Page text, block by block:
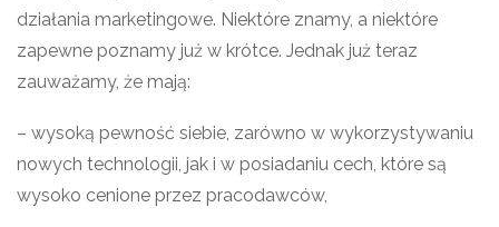
działania marketingowe. Niektóre znamy, a niektóre
zapewne poznamy już w krótce. Jednak już teraz
zauważamy, że mają:
– wysoką pewność siebie, zarówno w wykorzystywaniu
nowych technologii, jak i w posiadaniu cech, które są
wysoko cenione przez pracodawców,